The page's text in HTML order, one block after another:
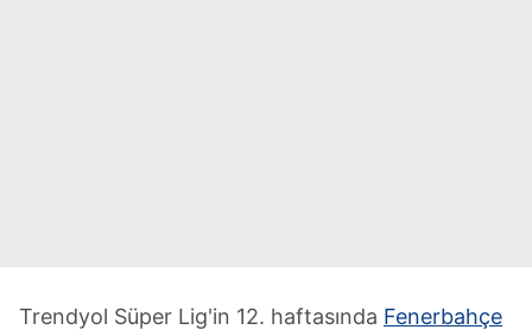
Trendyol Süper Lig'in 12. haftasında Fenerbahçe